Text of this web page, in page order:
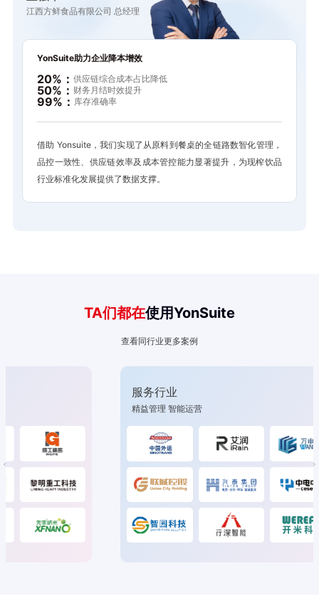
江西方鲜食品有限公司 总经理
YonSuite助力企业降本增效
20%： 供应链综合成本占比降低
50%： 财务月结时效提升
99%： 库存准确率
借助 Yonsuite，我们实现了从原料到餐桌的全链路数智化管理，
品控一致性、供应链效率及成本管控能力显著提升，为现榨饮品
行业标准化发展提供了数据支撑。
TA们都在使用YonSuite
查看同行业更多案例